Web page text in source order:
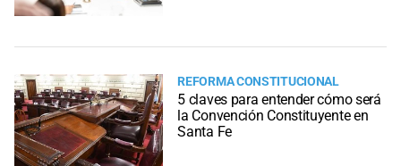
REFORMA CONSTITUCIONAL
5 claves para entender cómo será
la Convención Constituyente en
Santa Fe